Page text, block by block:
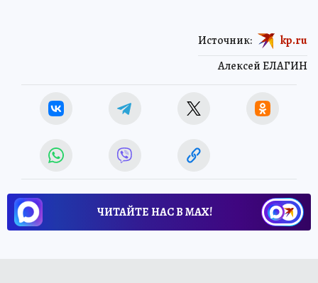
Алексей ЕЛАГИН
Источник: kp.ru
ЧИТАЙТЕ НАС В МАХ!